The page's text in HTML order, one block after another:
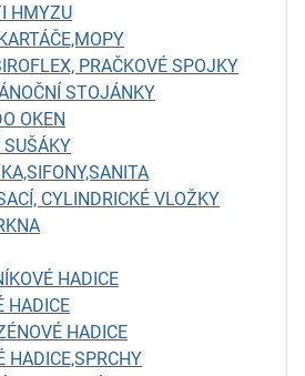
HMYZU
PRAČKOVÉ SPOJKY
STOJÁNKY
OKEN
CYLINDRICKÉ VLOŽKY
HADICE
HADICE
HADICE
HADICE,SPRCHY